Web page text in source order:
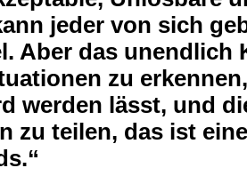
jeder von sich
Aber das unendlich
zu
werden lässt, und
zu teilen, das ist